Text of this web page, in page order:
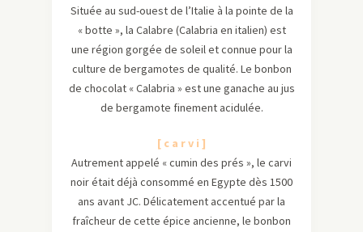
Située au sud-ouest de l’Italie à la pointe de la
« botte », la Calabre (Calabria en italien) est
une région gorgée de soleil et connue pour la
culture de bergamotes de qualité. Le bonbon
de chocolat « Calabria » est une ganache au jus
de bergamote finement acidulée.
[ c a r v i ]
Autrement appelé « cumin des prés », le carvi
noir était déjà consommé en Egypte dès 1500
ans avant JC. Délicatement accentué par la
fraîcheur de cette épice ancienne, le bonbon